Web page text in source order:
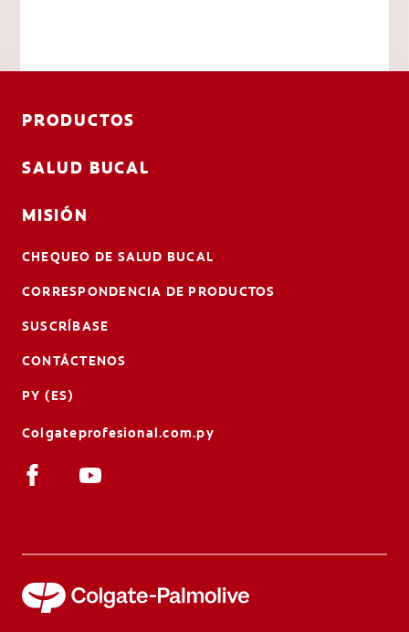
PRODUCTOS
SALUD BUCAL
MISIÓN
CHEQUEO DE SALUD BUCAL
CORRESPONDENCIA DE PRODUCTOS
SUSCRÍBASE
CONTÁCTENOS
PY (ES)
Colgateprofesional.com.py